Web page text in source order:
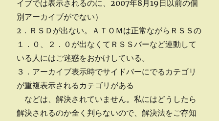
イブでは表示されるのに、2007年8月19日以前の個
別アーカイブがでない）
2．ＲＳＤが出ない。ＡＴＯＭは正常ながらＲＳＳの
１．０、２．０が出なくてＲＳＳバーなど連動して
いる人にはご迷惑をおかけしている。
３．アーカイブ表示時でサイドバーにでるカテゴリ
が重複表示されるカテゴリがある
などは、解決されていません。私にはどうしたら
解決されるのか全く判らないので、解決法をご存知